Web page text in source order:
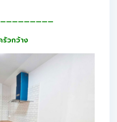
วกว้าง